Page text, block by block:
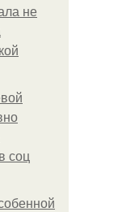
не
соц